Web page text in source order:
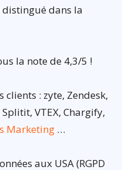
dans la
la note de 4,3/5 !
: zyte, Zendesk,
VTEX, Chargify,
Marketing …
aux USA (RGPD